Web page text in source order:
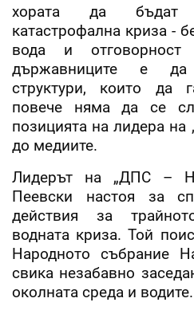
хората да бъдат
катастрофална криза -
вода и
държавниците е да
структури, които да
повече няма да се
позицията на лидера
до медиите.
Лидерът на „ДПС –
Пеевски настоя за
действия за
водната криза. Той
Народното събрание
свика незабавно
околната среда и водите.